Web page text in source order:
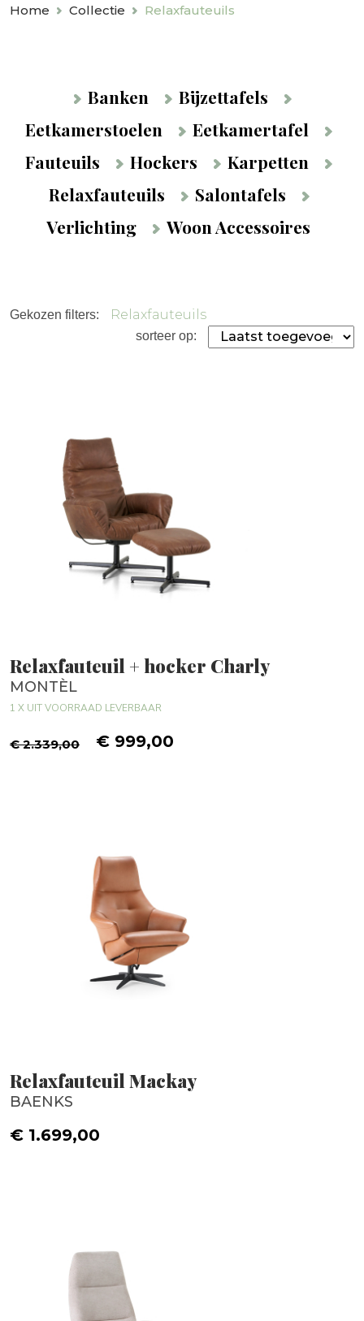
Home Collectie Relaxfauteuils
Banken
Bijzettafels
Eetkamerstoelen
Eetkamertafel
Fauteuils
Hockers
Karpetten
Relaxfauteuils
Salontafels
Verlichting
Woon Accessoires
Gekozen filters: Relaxfauteuils
sorteer op:
Relaxfauteuil + hocker Charly
MONTÈL
1 X UIT VOORRAAD LEVERBAAR
€ 2.339,00 € 999,00
Relaxfauteuil Mackay
BAENKS
€ 1.699,00